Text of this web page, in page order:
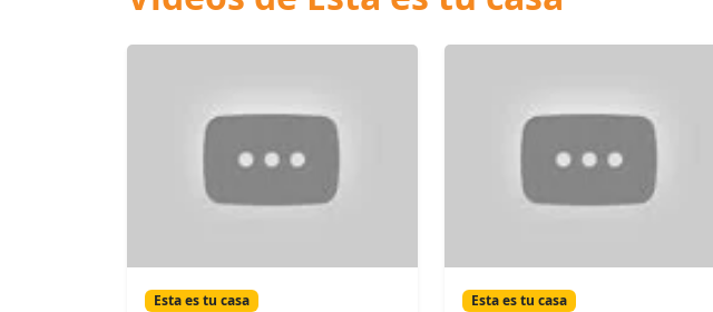
Esta es tu casa Esta es tu casa